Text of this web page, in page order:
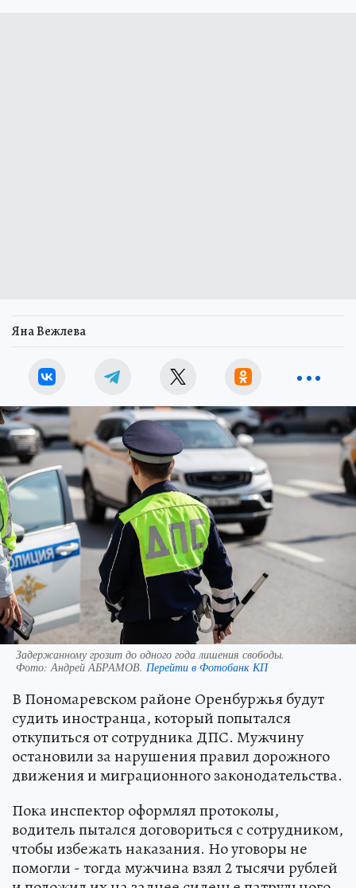
Яна Вежлева
Задержанному грозит до одного года лишения свободы.
Фото:Андрей АБРАМОВ. Перейти в Фотобанк КП
В Пономаревском районе Оренбуржья будут
судить иностранца, который попытался
откупиться от сотрудника ДПС. Мужчину
остановили за нарушения правил дорожного
движения и миграционного законодательства.
Пока инспектор оформлял протоколы,
водитель пытался договориться с сотрудником,
чтобы избежать наказания. Но уговоры не
помогли - тогда мужчина взял 2 тысячи рублей